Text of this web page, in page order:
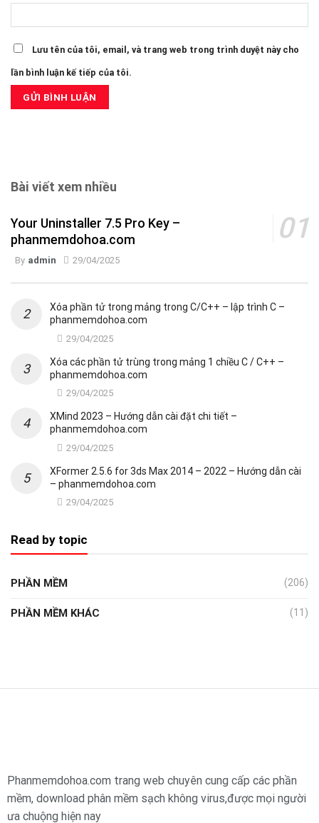
Lưu tên của tôi, email, và trang web trong trình duyệt này cho
lần bình luận kế tiếp của tôi.
Bài viết xem nhiều
Your Uninstaller 7.5 Pro Key –
phanmemdohoa.com
By admin 29/04/2025
Xóa phần tử trong mảng trong C/C++ – lập trình C –
phanmemdohoa.com
29/04/2025
Xóa các phần tử trùng trong mảng 1 chiều C / C++ –
phanmemdohoa.com
29/04/2025
XMind 2023 – Hướng dẫn cài đặt chi tiết –
phanmemdohoa.com
29/04/2025
XFormer 2.5.6 for 3ds Max 2014 – 2022 – Hướng dẫn cài
– phanmemdohoa.com
29/04/2025
Read by topic
PHẦN MỀM (206)
PHẦN MỀM KHÁC (11)
Phanmemdohoa.com trang web chuyên cung cấp các phần
mềm, download phân mềm sạch không virus,được mọi người
ưa chuộng hiện nay